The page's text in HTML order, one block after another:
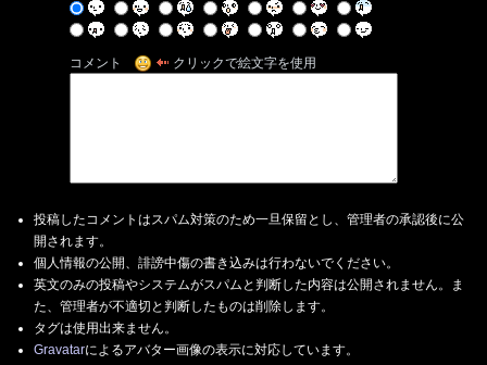
コメント クリックで絵文字を使用
投稿したコメントはスパム対策のため一旦保留とし、管理者の承認後に公
開されます。
個人情報の公開、誹謗中傷の書き込みは行わないでください。
英文のみの投稿やシステムがスパムと判断した内容は公開されません。ま
た、管理者が不適切と判断したものは削除します。
タグは使用出来ません。
Gravatarによるアバター画像の表示に対応しています。